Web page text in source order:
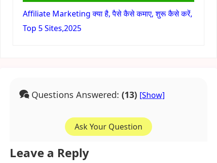
Affiliate Marketing क्या है, पैसे कैसे कमाए, शुरू कैसे करें,
Top 5 Sites,2025
Questions Answered: (13)
Ask Your Question
Leave a Reply